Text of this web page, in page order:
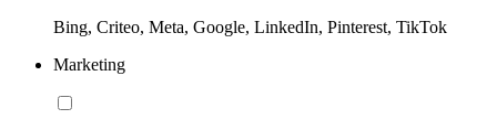
Bing, Criteo, Meta, Google, LinkedIn, Pinterest, TikTok
Marketing